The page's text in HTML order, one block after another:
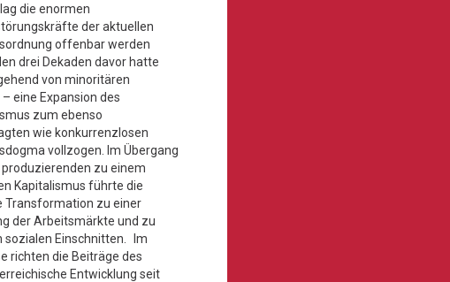
die enormen
der aktuellen
offenbar werden
drei Dekaden davor hatte
von minoritären
eine Expansion des
zum ebenso
wie konkurrenzlosen
vollzogen. Im Übergang
zu einem
Kapitalismus führte die
Transformation zu einer
der Arbeitsmärkte und zu
sozialen Einschnitten. Im
richten die Beiträge des
Entwicklung seit